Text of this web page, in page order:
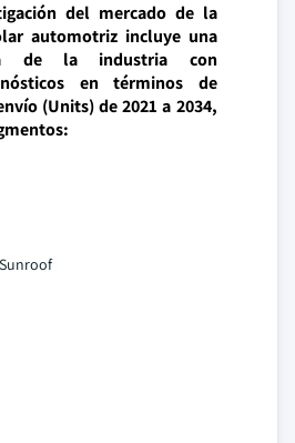
del mercado de la
automotriz incluye una
de la industria con
en términos de
(Units) de 2021 a 2034,